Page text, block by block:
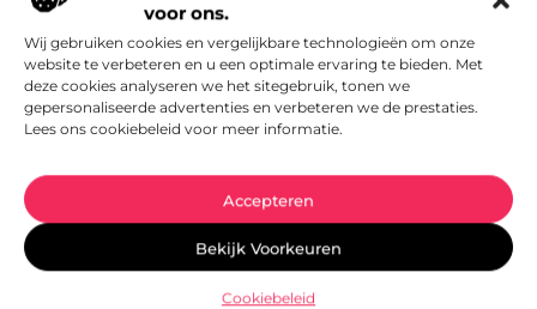
voor ons.
Wij gebruiken cookies en vergelijkbare technologieën om onze
website te verbeteren en u een optimale ervaring te bieden. Met
deze cookies analyseren we het sitegebruik, tonen we
gepersonaliseerde advertenties en verbeteren we de prestaties.
Lees ons cookiebeleid voor meer informatie.
Accepteren
Bekijk Voorkeuren
Cookiebeleid
werkgeversverhaal
Goed artikel? Deel hem dan op: Share on X (Twitter) Share on
Facebook Share on Pinterest Share on LinkedIn Share
...